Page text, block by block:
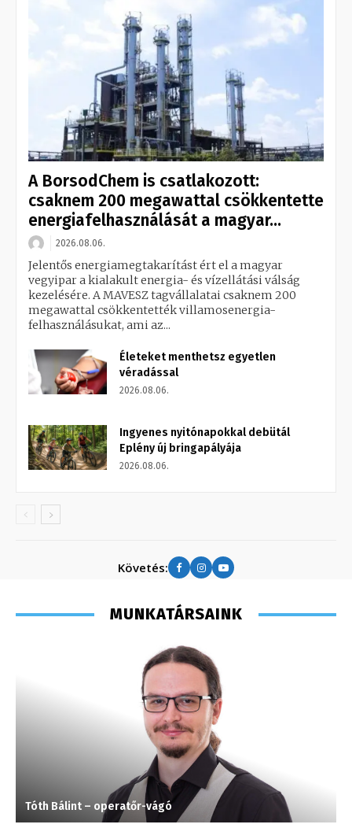
A BorsodChem is csatlakozott:
csaknem 200 megawattal csökkentette
energiafelhasználását a magyar...
2026.08.06.
Jelentős energiamegtakarítást ért el a magyar
vegyipar a kialakult energia- és vízellátási válság
kezelésére. A MAVESZ tagvállalatai csaknem 200
megawattal csökkentették villamosenergia-
felhasználásukat, ami az...
Életeket menthetsz egyetlen
véradással
2026.08.06.
Ingyenes nyitónapokkal debütál
Eplény új bringapályája
2026.08.06.
Követés:
MUNKATÁRSAINK
Tóth Bálint – operatőr-vágó